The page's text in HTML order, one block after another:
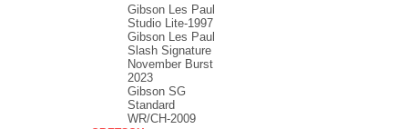
Gibson Les Paul
Studio Lite-1997
Gibson Les Paul
Slash Signature
November Burst
2023
Gibson SG
Standard
WR/CH-2009